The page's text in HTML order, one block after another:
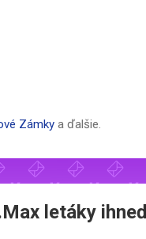
Zámky a ďalšie.
letáky